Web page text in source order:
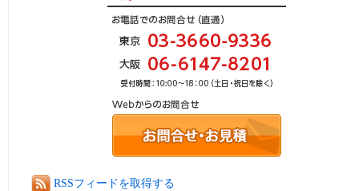
RSSフィードを取得する